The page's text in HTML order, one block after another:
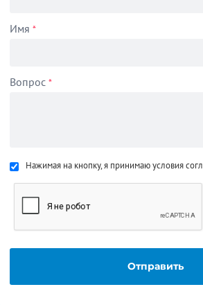
Имя *
Вопрос *
Нажимая на кнопку, я принимаю условия